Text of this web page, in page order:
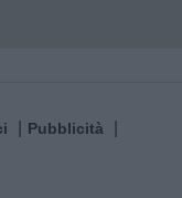
Pubblicità